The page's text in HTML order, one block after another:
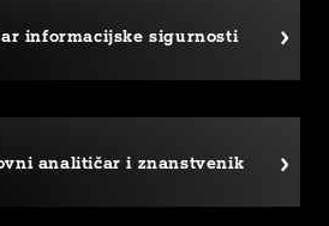
informacijske sigurnosti
analitičar i znanstvenik